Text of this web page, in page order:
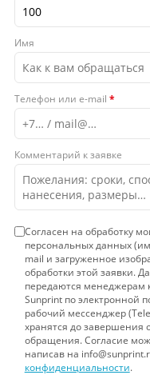
Фото 9 Фото
Имя
Телефон или e-mail *
Комментарий к заявке
Согласен на обработку
персональных данных
mail и загруженное
обработки этой заявки.
передаются менеджерам
Sunprint по электронной
рабочий мессенджер
хранятся до завершения
обращения. Согласие
написав на
конфиденциальности.